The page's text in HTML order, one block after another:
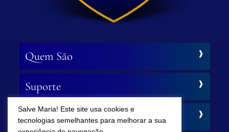
Quem São
Suporte
Siga-nos
Salve Maria! Este site usa cookies e
tecnologias semelhantes para melhorar a sua